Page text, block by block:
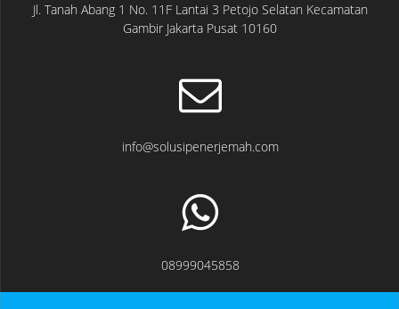
Jl. Tanah Abang 1 No. 11F Lantai 3 Petojo Selatan Kecamatan
Gambir Jakarta Pusat 10160
info@solusipenerjemah.com
08999045858